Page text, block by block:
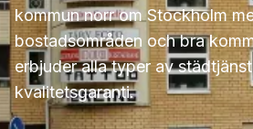
kommun norr om Stockholm
bostadsområden och bra
erbjuder alla typer av
kvalitetsgaranti.